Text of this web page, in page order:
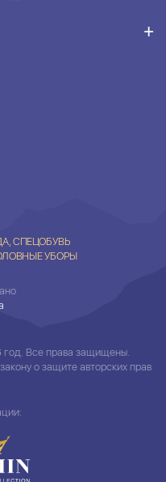
СПЕЦОБУВЬ
УБОРЫ
Все права защищены.
о защите авторских прав